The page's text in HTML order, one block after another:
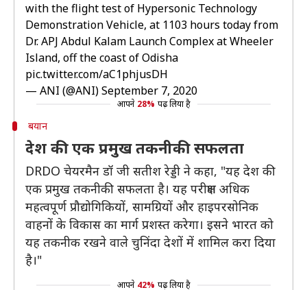
with the flight test of Hypersonic Technology
Demonstration Vehicle, at 1103 hours today from
Dr. APJ Abdul Kalam Launch Complex at Wheeler
Island, off the coast of Odisha
pic.twitter.com/aC1phjusDH
— ANI (@ANI)September 7, 2020
आपने 28% पढ़ लिया है
बयान
देश की एक प्रमुख तकनीकी सफलता
DRDO चेयरमैन डॉ जी सतीश रेड्डी ने कहा, "यह देश की
एक प्रमुख तकनीकी सफलता है। यह परीक्षण अधिक
महत्वपूर्ण प्रौद्योगिकियों, सामग्रियों और हाइपरसोनिक
वाहनों के विकास का मार्ग प्रशस्त करेगा। इसने भारत को
यह तकनीक रखने वाले चुनिंदा देशों में शामिल करा दिया
है।"
आपने 42% पढ़ लिया है